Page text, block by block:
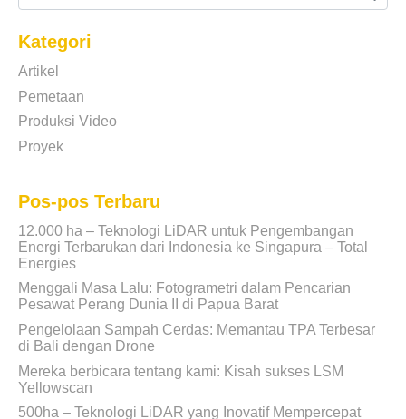
Kategori
Artikel
Pemetaan
Produksi Video
Proyek
Pos-pos Terbaru
12.000 ha – Teknologi LiDAR untuk Pengembangan
Energi Terbarukan dari Indonesia ke Singapura – Total
Energies
Menggali Masa Lalu: Fotogrametri dalam Pencarian
Pesawat Perang Dunia II di Papua Barat
Pengelolaan Sampah Cerdas: Memantau TPA Terbesar
di Bali dengan Drone
Mereka berbicara tentang kami: Kisah sukses LSM
Yellowscan
500ha – Teknologi LiDAR yang Inovatif Mempercepat